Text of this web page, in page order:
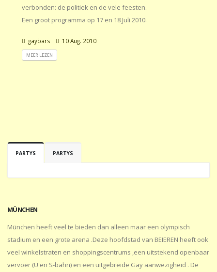
verbonden: de politiek en de vele feesten.
Een groot programma op 17 en 18 Juli 2010.
gaybars 10 Aug. 2010
MEER LEZEN
PARTYS PARTYS
MÜNCHEN
München heeft veel te bieden dan alleen maar een olympisch
stadium en een grote arena .Deze hoofdstad van BEIEREN heeft ook
veel winkelstraten en shoppingscentrums ,een uitstekend openbaar
vervoer (U en S-bahn) en een uitgebreide Gay aanwezigheid . De